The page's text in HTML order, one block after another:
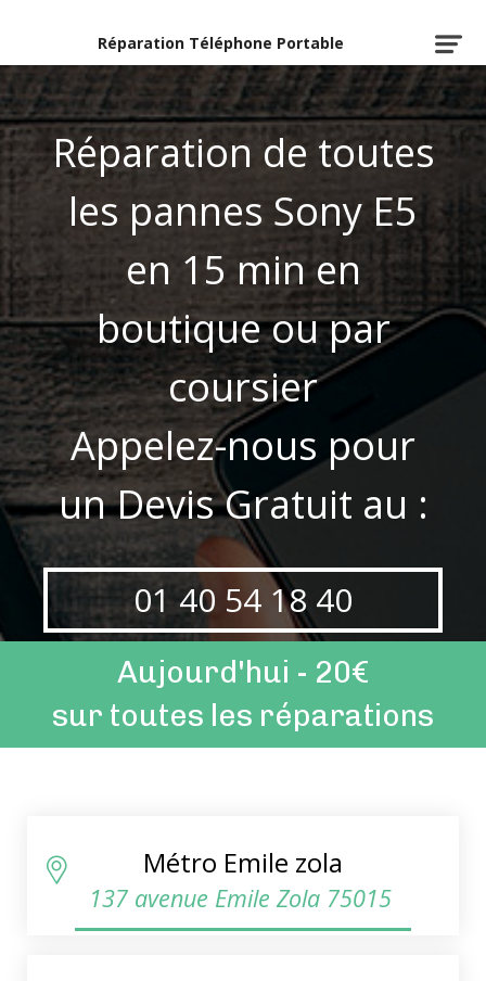
Réparation Téléphone Portable
Réparation de toutes
les pannes Sony E5
en 15 min en
boutique ou par
coursier
Appelez-nous pour
un Devis Gratuit au :
01 40 54 18 40
Aujourd'hui - 20€
sur toutes les réparations
Métro Emile zola
137 avenue Emile Zola 75015